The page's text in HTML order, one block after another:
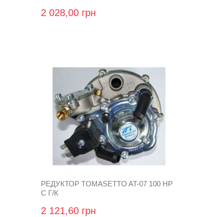
2 028,00 грн
РЕДУКТОР TOMASETTO AT-07 100 HP
С Г/К
2 121,60 грн